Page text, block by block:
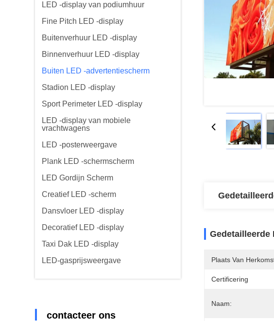
LED -display van podiumhuur
Fine Pitch LED -display
Buitenverhuur LED -display
Binnenverhuur LED -display
Buiten LED -advertentiescherm
Stadion LED -display
Sport Perimeter LED -display
LED -display van mobiele
vrachtwagens
LED -posterweergave
Plank LED -schermscherm
LED Gordijn Scherm
Creatief LED -scherm
Dansvloer LED -display
Decoratief LED -display
Taxi Dak LED -display
LED-gasprijsweergave
contacteer ons
Gedetailleerde
Plaats Van
Certificering
Naam: